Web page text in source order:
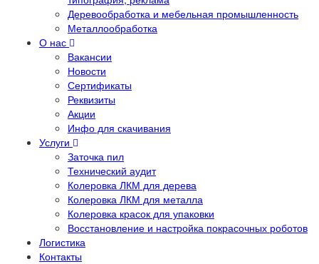
Деревообработка и мебельная промышленность
Металлообработка
О нас
Вакансии
Новости
Сертификаты
Реквизиты
Акции
Инфо для скачивания
Услуги
Заточка пил
Технический аудит
Колеровка ЛКМ для дерева
Колеровка ЛКМ для металла
Колеровка красок для упаковки
Восстановление и настройка покрасочных роботов
Логистика
Контакты